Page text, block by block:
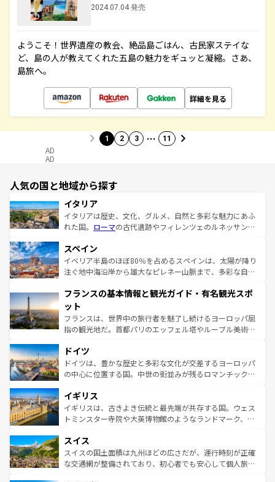
2024.07.04 発売
ようこそ！世界遺産の教会、絶品島ごはん、古民家ステイな
ど、島の人が教えてくれた五島の魅力をギュッと凝縮。さあ、
島旅へ。
詳細を見る
1 2 3 … 11
AD
AD
人気の国と地域から探す
イタリア
イタリアは歴史、文化、グルメ、自然と多彩な魅力にあふ
れた国。 ローマの古代遺跡やフィレンツェのルネッサンス
ろん、トスカーナの美しい田園風景やアマルフィ海岸の絶
景など、自然景観も見逃せない。観光の合間には、本場の
ピザやパスタなど、絶品のイタリア料理を堪能することも
ませてくれるイタリアで、忘れられない旅をしてみよう！
なお、新着のイタリア情報は
しい。
スペイン
イベリア半島のほぼ80％を占めるスペインは、太陽が降り
注ぐ地中海沿岸から雄大なピレネー山脈まで、多彩な自然
文化が根付くこの国では、情熱的なフラメンコ、熱気あふ
れる闘牛、そして美味しいタパスが生活の一部となってい
る。首都マドリードの洗練された雰囲気や、バルセロナの
アートに溢れた街角から、地方では古代ローマ遺跡や中世
せる。地方によって風土や気候が異なるスペインはその個
性で訪れる人を魅了する。 なお、新着のスペイン情報は コ
ンテンツ一覧を参照してほしい。
フランスの基本情報と観光ガイド・有名観光スポ
ット
フランスは、世界中の旅行者を魅了し続けるヨーロッパ屈
指の観光地だ。首都パリのエッフェル塔やルーブル美術館
で、幅広い魅力が詰まっている。華麗な宮殿、歴史的な大
聖堂、美しいビーチ、そして豊かな自然が、訪れる者を心
から魅了する。また、フランスは美食の国としても知ら
いる。シャンパンの発祥地であるランス、プロヴァンスの
香り高いラベンダー畑など、多彩な楽しみ方が可能だ。さ
らに、パリ以外の地域にも魅力が溢れており、どの街角に
れる地方に足を運ぶとそれぞれで全く異なる文化を体験で
きるだろう。 なお、新着のフランス情報はコンテンツ一覧
を参照してほしい。
ドイツ
ドイツは、豊かな歴史と多彩な文化が交差するヨーロッパ
の中心に位置する国。中世の街並みが残るロマンチック街
顔を持つこの国は、どこを歩いても飽きることがない。ベ
ルリンの文化的活気、バイエルン州のアルプスの絶景、そ
してライン川沿いのワイン畑といった風景は必見。ビール
は、お酒好きな人にはぜひ体験してほしい。 なお、新着の
ドイツ情報はコンテンツ一覧を参照してほしい。
イギリス
イギリスは、古きよき伝統と最先端が共存する国。ウェス
トミンスター寺院や大英博物館のようなランドマーク、歴
リアごとに異なる魅力がある。また、優雅なアフタヌーン
ティー、ビール好きにはたまらない英国パブ、サッカー観
戦など、本場だからこそできる体験も豊富。イギリスを旅
スイス
スイスの国土面積は九州ほどの広さだが、運行時刻が正確
な交通網が整備されており、初心者でも安心して個人旅行